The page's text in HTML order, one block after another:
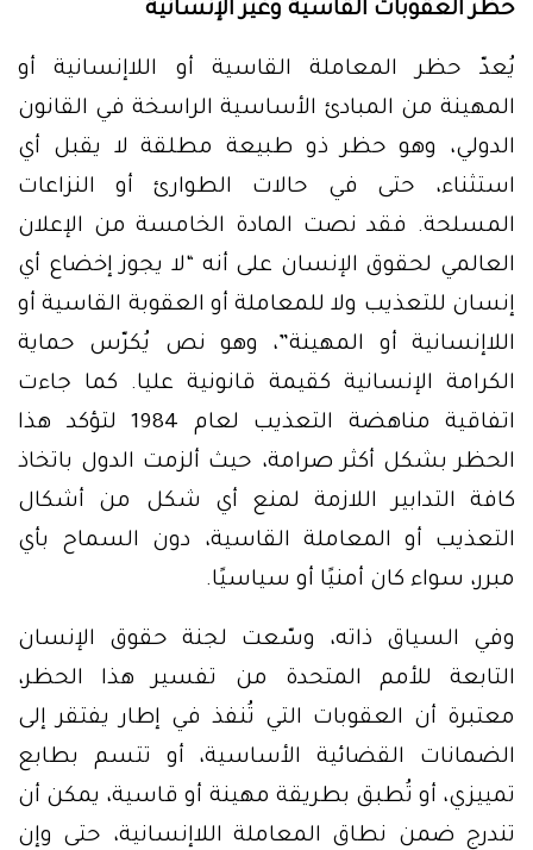
حظر العقوبات القاسية وغير الإنسانية
يُعدّ حظر المعاملة القاسية أو اللاإنسانية أو
المهينة من المبادئ الأساسية الراسخة في القانون
الدولي، وهو حظر ذو طبيعة مطلقة لا يقبل أي
استثناء، حتى في حالات الطوارئ أو النزاعات
المسلحة. فقد نصت المادة الخامسة من الإعلان
العالمي لحقوق الإنسان على أنه “لا يجوز إخضاع أي
إنسان للتعذيب ولا للمعاملة أو العقوبة القاسية أو
اللاإنسانية أو المهينة”، وهو نص يُكرّس حماية
الكرامة الإنسانية كقيمة قانونية عليا. كما جاءت
اتفاقية مناهضة التعذيب لعام 1984 لتؤكد هذا
الحظر بشكل أكثر صرامة، حيث ألزمت الدول باتخاذ
كافة التدابير اللازمة لمنع أي شكل من أشكال
التعذيب أو المعاملة القاسية، دون السماح بأي
مبرر، سواء كان أمنيًا أو سياسيًا.
وفي السياق ذاته، وسّعت لجنة حقوق الإنسان
التابعة للأمم المتحدة من تفسير هذا الحظر،
معتبرة أن العقوبات التي تُنفذ في إطار يفتقر إلى
الضمانات القضائية الأساسية، أو تتسم بطابع
تمييزي، أو تُطبق بطريقة مهينة أو قاسية، يمكن أن
تندرج ضمن نطاق المعاملة اللاإنسانية، حتى وإن